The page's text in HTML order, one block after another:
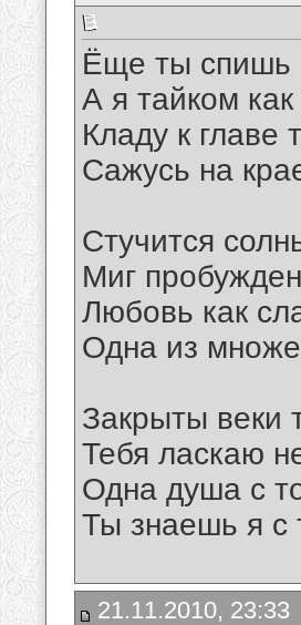
Ёще ты спишь
А я тайком
Кладу к главе
Сажусь на
Стучится
Миг
Любовь как
Одна из
Закрыты веки
Тебя ласкаю
Одна душа с
Ты знаешь я с
21.11.2010, 23:33